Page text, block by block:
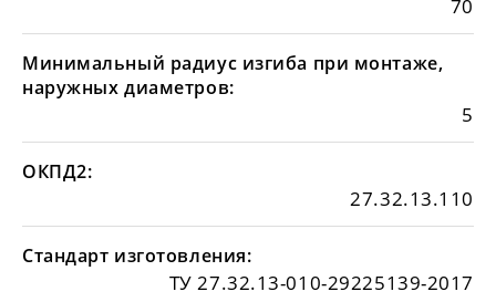
70
Минимальный радиус изгиба при монтаже,
наружных диаметров:
5
ОКПД2:
27.32.13.110
Стандарт изготовления:
ТУ 27.32.13-010-29225139-2017